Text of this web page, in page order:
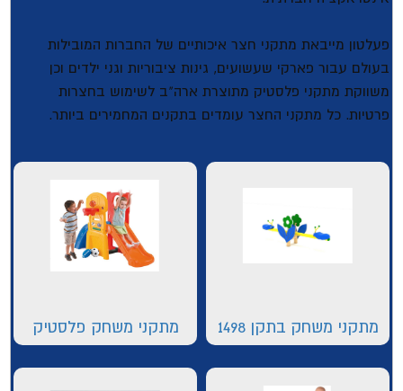
פעלטון מייבאת מתקני חצר איכותיים של החברות המובילות
בעולם עבור פארקי שעשועים, גינות ציבוריות וגני ילדים וכן
משווקת מתקני פלסטיק מתוצרת ארה"ב לשימוש בחצרות
פרטיות. כל מתקני החצר עומדים בתקנים המחמירים ביותר.
מתקני משחק בתקן 1498 מתקני משחק פלסטיק